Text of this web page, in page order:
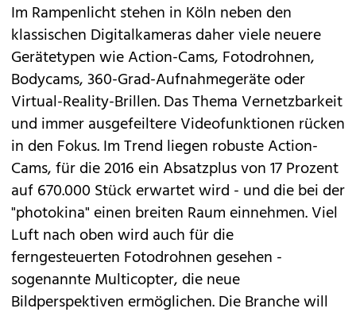
Im Rampenlicht stehen in Köln neben den
klassischen Digitalkameras daher viele neuere
Gerätetypen wie Action-Cams, Fotodrohnen,
Bodycams, 360-Grad-Aufnahmegeräte oder
Virtual-Reality-Brillen. Das Thema Vernetzbarkeit
und immer ausgefeiltere Videofunktionen rücken
in den Fokus. Im Trend liegen robusteAction-
Cams, für die 2016 ein Absatzplus von 17 Prozent
auf 670.000 Stück erwartet wird - und die bei der
"photokina" einen breiten Raum einnehmen. Viel
Luft nach oben wird auch für die
ferngesteuerten Fotodrohnen gesehen -
sogenannte Multicopter, die neue
Bildperspektiven ermöglichen. Die Branche will